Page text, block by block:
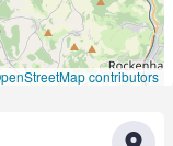
contributors